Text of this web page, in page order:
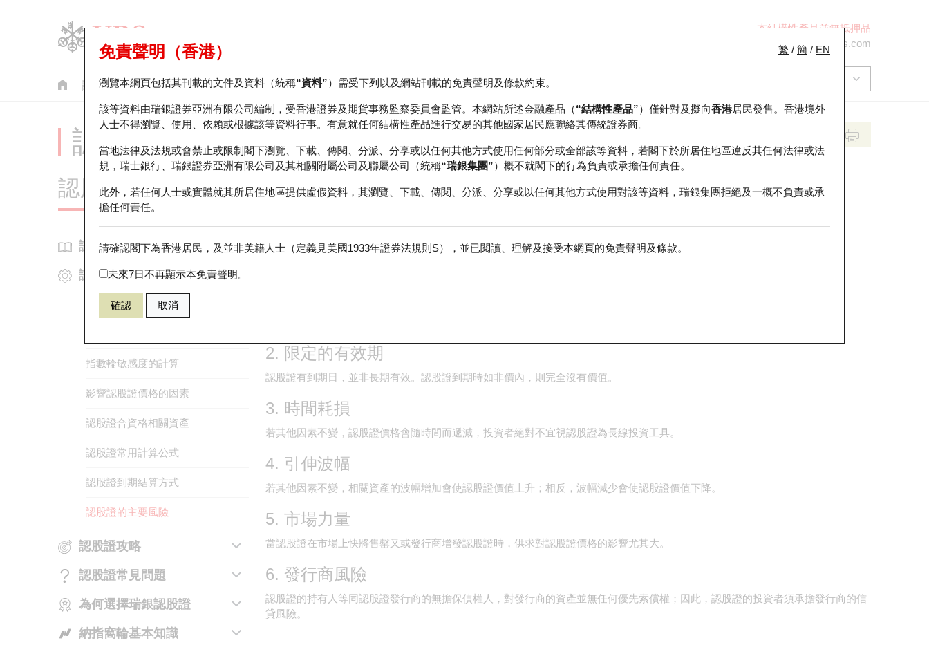
本結構性產品並無抵押品
ol-hkwarrants@ubs.com
認股證 牛熊證 美股指數產品 輪證市場統計 正股資料及市場統計 瑞銀輪證教室
繁 / 簡 / EN
免責聲明（香港）
瀏覽本網頁包括其刊載的文件及資料（統稱“資料”）需受下列以及網站刊載的免責聲明及條款約束。
該等資料由瑞銀證券亞洲有限公司編制，受香港證券及期貨事務監察委員會監管。本網站所述金融產品（“結構性產品”）僅針對及擬向香港居民發售。香港境外
人士不得瀏覽、使用、依賴或根據該等資料行事。有意就任何結構性產品進行交易的其他國家居民應聯絡其傳統證券商。
當地法律及法規或會禁止或限制閣下瀏覽、下載、傳閱、分派、分享或以任何其他方式使用任何部分或全部該等資料，若閣下於所居住地區違反其任何法律或法
規，瑞士銀行、瑞銀證券亞洲有限公司及其相關附屬公司及聯屬公司（統稱“瑞銀集團”）概不就閣下的行為負責或承擔任何責任。
此外，若任何人士或實體就其所居住地區提供虛假資料，其瀏覽、下載、傳閱、分派、分享或以任何其他方式使用對該等資料，瑞銀集團拒絕及一概不負責或承
擔任何責任。
請確認閣下為香港居民，及並非美籍人士（定義見美國1933年證券法規則S），並已閱讀、理解及接受本網頁的免責聲明及條款。
未來7日不再顯示本免責聲明。
確認 取消
認股證投資者教育 - 認股證運作 (8)
認股證知多啲
認股證基本知識
什麼是認股證?
為何投資認股證？
如何買賣認股證
認股證的基本條款及術語
認股證的內在值
認股證的時間值
認股證的引伸波幅
認股證運作
認股證的價格跳動計算
指數輪敏感度的計算
影響認股證價格的因素
認股證合資格相關資產
認股證常用計算公式
認股證到期結算方式
認股證的主要風險
認股證攻略
認股證的選擇要點
認股證買賣策略例子
認股證常見問題
什麼是末日輪
牛皮市況下
為何選擇瑞銀認股證
發行商的角色
納指窩輪基本知識
認股證的主要風險
2. 限定的有效期
認股證有到期日，並非長期有效。認股證到期時如非價內，則完全沒有價值。
3. 時間耗損
若其他因素不變，認股證價格會隨時間而遞減，投資者絕對不宜視認股證為長線投資工具。
4. 引伸波幅
若其他因素不變，相關資產的波幅增加會使認股證價值上升；相反，波幅減少會使認股證價值下降。
5. 市場力量
當認股證在市場上快將售罄又或發行商增發認股證時，供求對認股證價格的影響尤其大。
6. 發行商風險
認股證的持有人等同認股證發行商的無擔保債權人，對發行商的資產並無任何優先索償權；因此，認股證的投資者須承擔發行商的信
貸風險。